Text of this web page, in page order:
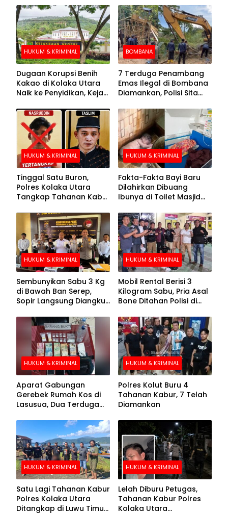
HUKUM & KRIMINAL
Dugaan Korupsi Benih
Kakao di Kolaka Utara
Naik ke Penyidikan, Kejari
BOMBANA
7 Terduga Penambang
Emas Ilegal di Bombana
Diamankan, Polisi Sita
Crusher
HUKUM & KRIMINAL
Tinggal Satu Buron,
Polres Kolaka Utara
Tangkap Tahanan Kabur
Pengejaran
HUKUM & KRIMINAL
Fakta-Fakta Bayi Baru
Dilahirkan Dibuang
Ibunya di Toilet Masjid
HUKUM & KRIMINAL
Sembunyikan Sabu 3 Kg
di Bawah Ban Serep,
Sopir Langsung Diangkut
HUKUM & KRIMINAL
Mobil Rental Berisi 3
Kilogram Sabu, Pria Asal
Bone Ditahan Polisi di
HUKUM & KRIMINAL
Aparat Gabungan
Gerebek Rumah Kos di
Lasusua, Dua Terduga
HUKUM & KRIMINAL
Polres Kolut Buru 4
Tahanan Kabur, 7 Telah
Diamankan
HUKUM & KRIMINAL
Satu Lagi Tahanan Kabur
Polres Kolaka Utara
Ditangkap di Luwu Timur,
HUKUM & KRIMINAL
Lelah Diburu Petugas,
Tahanan Kabur Polres
Kolaka Utara